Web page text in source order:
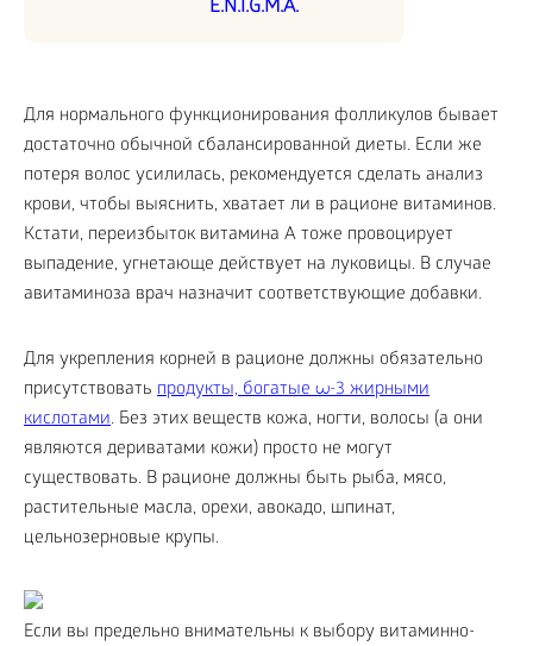
E.N.I.G.M.A.
Для нормального функционирования фолликулов бывает
достаточно обычной сбалансированной диеты. Если же
потеря волос усилилась, рекомендуется сделать анализ
крови, чтобы выяснить, хватает ли в рационе витаминов.
Кстати, переизбыток витамина А тоже провоцирует
выпадение, угнетающе действует на луковицы. В случае
авитаминоза врач назначит соответствующие добавки.
Для укрепления корней в рационе должны обязательно
присутствовать продукты, богатые ω-3 жирными
кислотами. Без этих веществ кожа, ногти, волосы (а они
являются дериватами кожи) просто не могут
существовать. В рационе должны быть рыба, мясо,
растительные масла, орехи, авокадо, шпинат,
цельнозерновые крупы.
Если вы предельно внимательны к выбору витаминно-